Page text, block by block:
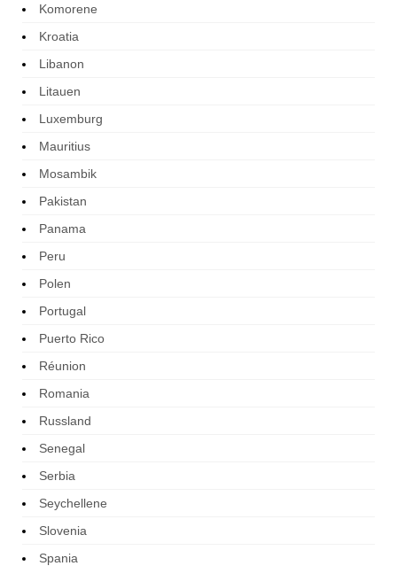
Komorene
Kroatia
Libanon
Litauen
Luxemburg
Mauritius
Mosambik
Pakistan
Panama
Peru
Polen
Portugal
Puerto Rico
Réunion
Romania
Russland
Senegal
Serbia
Seychellene
Slovenia
Spania